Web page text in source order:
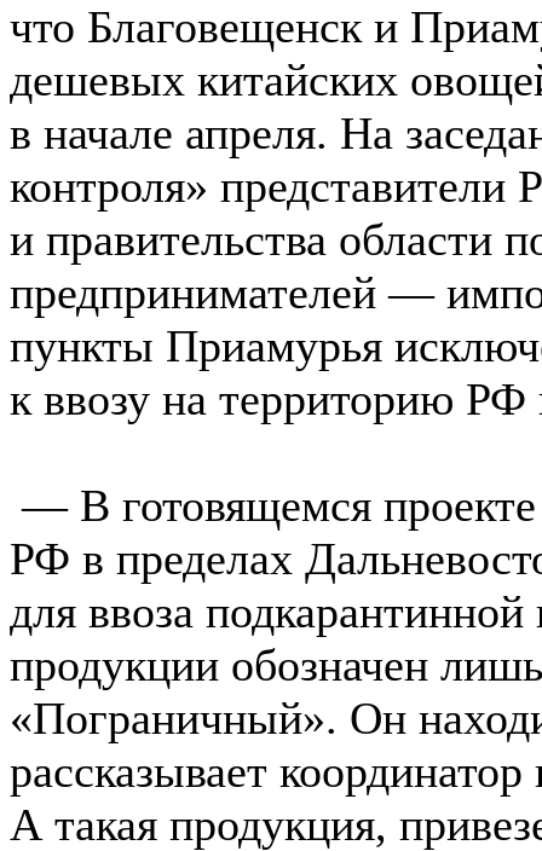
что Благовещенск и
дешевых китайских
в начале апреля. На
контроля» представители
и правительства области
предпринимателей —
пункты Приамурья
к ввозу на территорию
— В готовящемся проекте
РФ в пределах
для ввоза
продукции обозначен
«Пограничный». Он
рассказывает
А такая продукция,